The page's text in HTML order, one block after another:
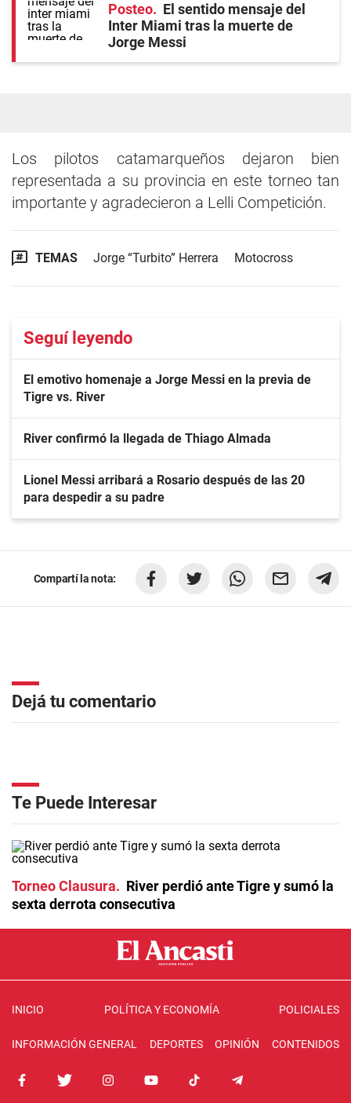
Posteo
El sentido mensaje del
Inter Miami tras la muerte de
Jorge Messi
Los pilotos catamarqueños dejaron bien
representada a su provincia en este torneo tan
importante y agradecieron a Lelli Competición.
TEMAS Jorge “Turbito” Herrera Motocross
Seguí leyendo
El emotivo homenaje a Jorge Messi en la previa de
Tigre vs. River
River confirmó la llegada de Thiago Almada
Lionel Messi arribará a Rosario después de las 20
para despedir a su padre
Compartí la nota:
Dejá tu comentario
Te Puede Interesar
Torneo Clausura
River perdió ante Tigre y sumó la
sexta derrota consecutiva
INICIO POLÍTICA Y ECONOMÍA POLICIALES
INFORMACIÓN GENERAL DEPORTES OPINIÓN CONTENIDOS